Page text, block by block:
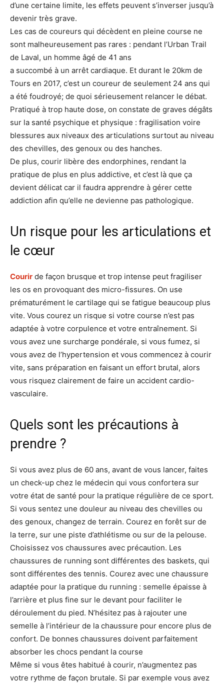
d’une certaine limite, les effets peuvent s’inverser jusqu’à
devenir très grave.
Les cas de coureurs qui décèdent en pleine course ne
sont malheureusement pas rares : pendant l’Urban Trail
de Laval, un homme âgé de 41 ans
a succombé à un arrêt cardiaque. Et durant le 20km de
Tours en 2017, c’est un coureur de seulement 24 ans qui
a été foudroyé; de quoi sérieusement relancer le débat.
Pratiqué à trop haute dose, on constate de graves dégâts
sur la santé psychique et physique : fragilisation voire
blessures aux niveaux des articulations surtout au niveau
des chevilles, des genoux ou des hanches.
De plus, courir libère des endorphines, rendant la
pratique de plus en plus addictive, et c’est là que ça
devient délicat car il faudra apprendre à gérer cette
addiction afin qu’elle ne devienne pas pathologique.
Un risque pour les articulations et
le cœur
Courir de façon brusque et trop intense peut fragiliser
les os en provoquant des micro-fissures. On use
prématurément le cartilage qui se fatigue beaucoup plus
vite. Vous courez un risque si votre course n’est pas
adaptée à votre corpulence et votre entraînement. Si
vous avez une surcharge pondérale, si vous fumez, si
vous avez de l’hypertension et vous commencez à courir
vite, sans préparation en faisant un effort brutal, alors
vous risquez clairement de faire un accident cardio-
vasculaire.
Quels sont les précautions à
prendre ?
Si vous avez plus de 60 ans, avant de vous lancer, faites
un check-up chez le médecin qui vous confortera sur
votre état de santé pour la pratique régulière de ce sport.
Si vous sentez une douleur au niveau des chevilles ou
des genoux, changez de terrain. Courez en forêt sur de
la terre, sur une piste d’athlétisme ou sur de la pelouse.
Choisissez vos chaussures avec précaution. Les
chaussures de running sont différentes des baskets, qui
sont différentes des tennis. Courez avec une chaussure
adaptée pour la pratique du running : semelle épaisse à
l’arrière et plus fine sur le devant pour faciliter le
déroulement du pied. N’hésitez pas à rajouter une
semelle à l’intérieur de la chaussure pour encore plus de
confort. De bonnes chaussures doivent parfaitement
absorber les chocs pendant la course
Même si vous êtes habitué à courir, n’augmentez pas
votre rythme de façon brutale. Si par exemple vous avez